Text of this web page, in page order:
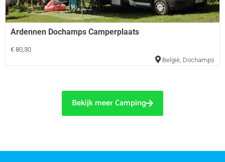
Ardennen Dochamps Camperplaats
€ 80,30
België, Dochamps
Bekijk meer Camping